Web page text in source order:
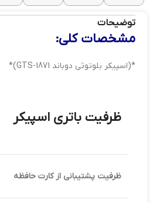
توضیحات
مشخصات کلی:
*(اسپیکر بلوتوثی دوباند GTS-1871)*
ظرفیت باتری اسپیکر
ظرفیت پشتیبانی از کارت حافظه